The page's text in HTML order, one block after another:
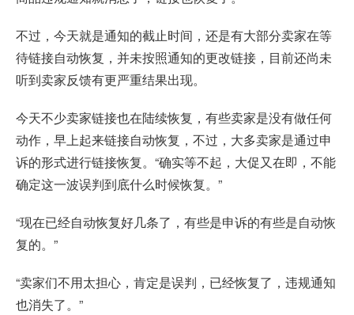
不过，今天就是通知的截止时间，还是有大部分卖家在等
待链接自动恢复，并未按照通知的更改链接，目前还尚未
听到卖家反馈有更严重结果出现。
今天不少卖家链接也在陆续恢复，有些卖家是没有做任何
动作，早上起来链接自动恢复，不过，大多卖家是通过申
诉的形式进行链接恢复。“确实等不起，大促又在即，不能
确定这一波误判到底什么时候恢复。”
“现在已经自动恢复好几条了，有些是申诉的有些是自动恢
复的。”
“卖家们不用太担心，肯定是误判，已经恢复了，违规通知
也消失了。”